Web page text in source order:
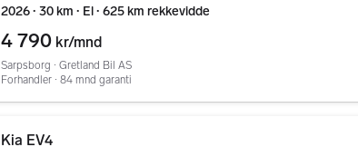
2026 ∙ 30 km ∙ El ∙ 625 km rekkevidde
4 790 kr/mnd
Sarpsborg ∙ Gretland Bil AS
Forhandler ∙ 84 mnd garanti
Kia EV4